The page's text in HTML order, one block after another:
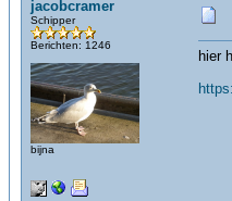
jacobcramer
Schipper
Berichten: 1246
bijna
hier